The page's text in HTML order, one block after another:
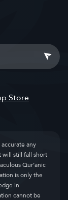
any
will still fall short
Qur’anic
is only the
in
cannot be